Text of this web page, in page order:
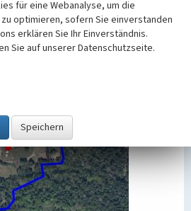
für eine Webanalyse, um die
optimieren, sofern Sie einverstanden
erklären Sie Ihr Einverständnis.
Sie auf unserer Datenschutzseite.